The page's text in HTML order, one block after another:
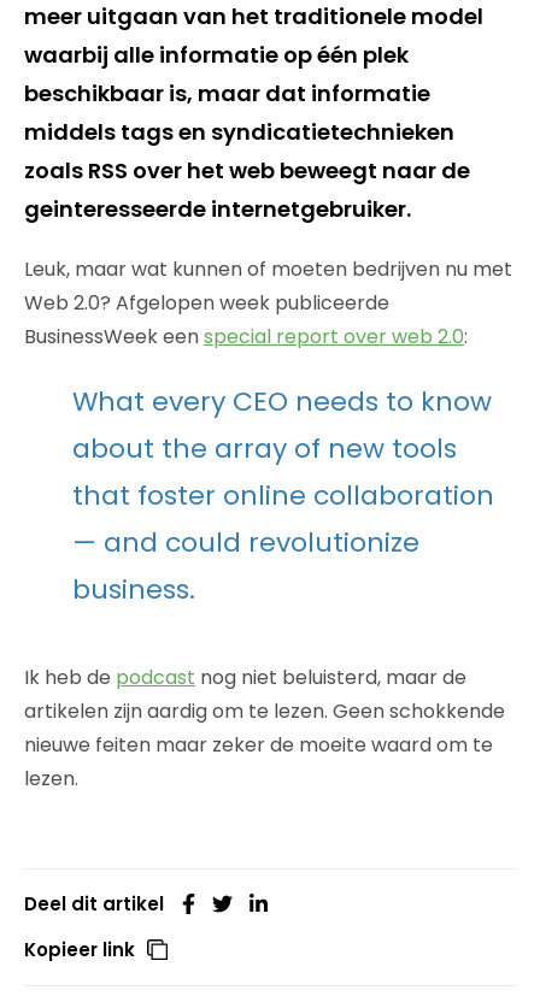
meer uitgaan van het traditionele model
waarbij alle informatie op één plek
beschikbaar is, maar dat informatie
middels tags en syndicatietechnieken
zoals RSS over het web beweegt naar de
geinteresseerde internetgebruiker.
Leuk, maar wat kunnen of moeten bedrijven nu met
Web 2.0? Afgelopen week publiceerde
BusinessWeek eenspecial report over web 2.0:
What every CEO needs to know
about the array of new tools
that foster online collaboration
— and could revolutionize
business.
Ik heb de podcast nog niet beluisterd, maar de
artikelen zijn aardig om te lezen. Geen schokkende
nieuwe feiten maar zeker de moeite waard om te
lezen.
Deel dit artikel
Kopieer link